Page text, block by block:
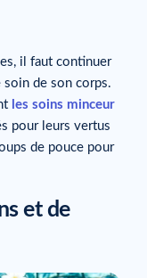
il faut continuer
soin de son corps.
les soins minceur
pour leurs vertus
de pouce pour
et de